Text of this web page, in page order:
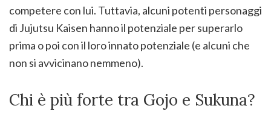
competere con lui. Tuttavia, alcuni potenti personaggi
di Jujutsu Kaisen hanno il potenziale per superarlo
prima o poi con il loro innato potenziale (e alcuni che
non si avvicinano nemmeno).
Chi è più forte tra Gojo e Sukuna?